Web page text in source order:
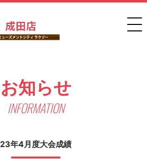
お知らせ
INFORMATION
23年4月度大会成績